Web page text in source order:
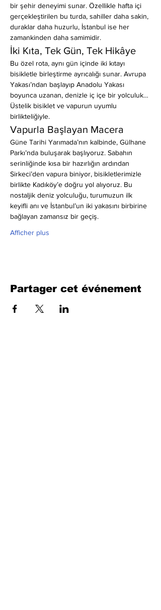
bir şehir deneyimi sunar. Özellikle hafta içi
gerçekleştirilen bu turda, sahiller daha sakin,
duraklar daha huzurlu, İstanbul ise her
zamankinden daha samimidir.
İki Kıta, Tek Gün, Tek Hikâye
Bu özel rota, aynı gün içinde iki kıtayı
bisikletle birleştirme ayrıcalığı sunar. Avrupa
Yakası’ndan başlayıp Anadolu Yakası
boyunca uzanan, denizle iç içe bir yolculuk…
Üstelik bisiklet ve vapurun uyumlu
birlikteliğiyle.
Vapurla Başlayan Macera
Güne Tarihi Yarımada’nın kalbinde, Gülhane
Parkı’nda buluşarak başlıyoruz. Sabahın
serinliğinde kısa bir hazırlığın ardından
Sirkeci’den vapura biniyor, bisikletlerimizle
birlikte Kadıköy’e doğru yol alıyoruz. Bu
nostaljik deniz yolculuğu, turumuzun ilk
keyifli anı ve İstanbul’un iki yakasını birbirine
bağlayan zamansız bir geçiş.
Afficher plus
Partager cet événement